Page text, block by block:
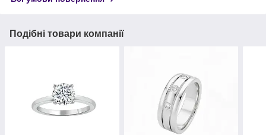
Подібні товари компанії